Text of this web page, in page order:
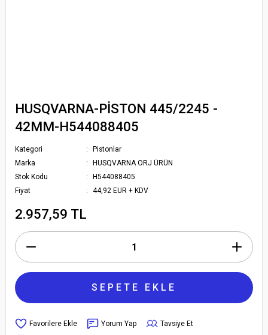
HUSQVARNA-PİSTON 445/2245 -
42MM-H544088405
Kategori
Pistonlar
Marka
HUSQVARNA ORJ ÜRÜN
Stok Kodu
H544088405
Fiyat
44,92 EUR + KDV
2.957,59 TL
SEPETE EKLE
Yorum Yap
Tavsiye Et